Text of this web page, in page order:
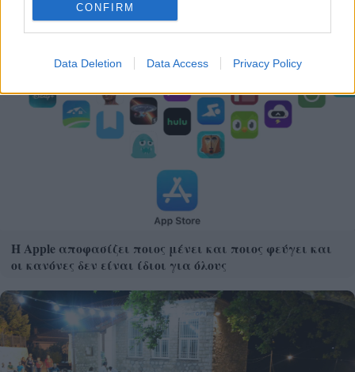
CONFIRM
Data Deletion Data Access Privacy Policy
Frozen yogurt ή παγωτό; Ποιο είναι τελικά πιο υγιεινό
Η Apple αποφασίζει ποιος μένει και ποιος φεύγει και
οι κανόνες δεν είναι ίδιοι για όλους